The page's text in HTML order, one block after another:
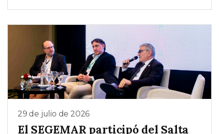
29 de julio de 2026
El SEGEMAR participó del Salta